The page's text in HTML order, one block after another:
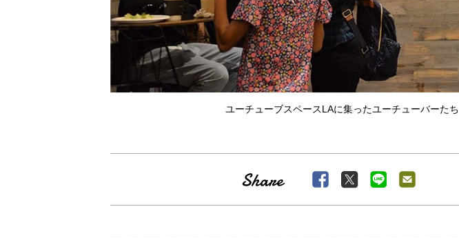
ユーチューブスペースLAに集ったユーチューバーたち